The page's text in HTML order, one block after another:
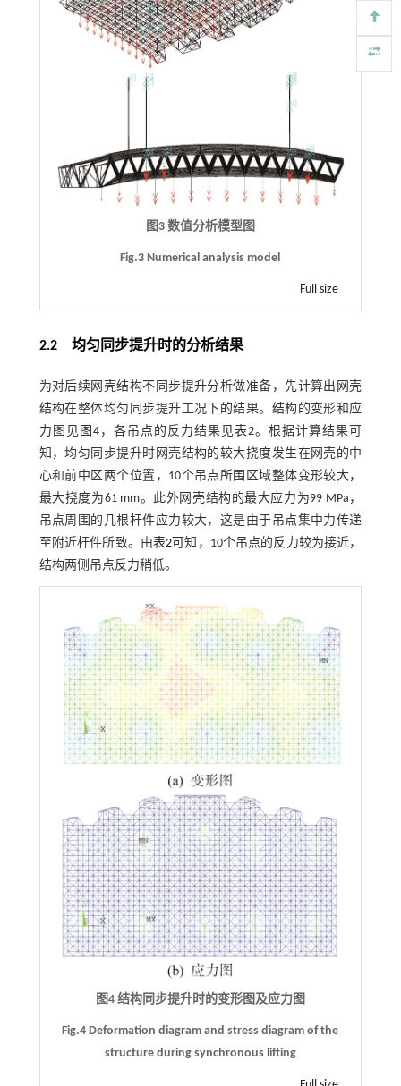
图3 数值分析模型图
Fig.3 Numerical analysis model
Full size
2.2均匀同步提升时的分析结果
为对后续网壳结构不同步提升分析做准备，先计算出网壳
结构在整体均匀同步提升工况下的结果。结构的变形和应
力图见 图4，各吊点的反力结果见表2。根据计算结果可
知，均匀同步提升时网壳结构的较大挠度发生在网壳的中
心和前中区两个位置，10个吊点所围区域整体变形较大，
最大挠度为61 mm。此外网壳结构的最大应力为99 MPa，
吊点周围的几根杆件应力较大，这是由于吊点集中力传递
至附近杆件所致。由表2可知，10个吊点的反力较为接近，
结构两侧吊点反力稍低。
图4 结构同步提升时的变形图及应力图
Fig.4 Deformation diagram and stress diagram of the
structure during synchronous lifting